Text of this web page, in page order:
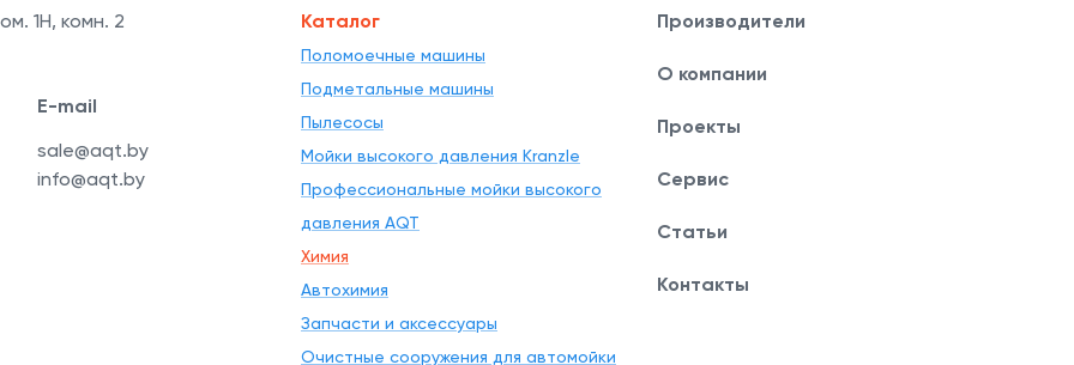
1Н, комн. 2
E-mail
sale@aqt.by
info@aqt.by
Каталог
Поломоечные машины
Подметальные машины
Пылесосы
Мойки высокого давления Kranzle
Профессиональные мойки высокого
давления AQT
Химия
Автохимия
Запчасти и аксессуары
Очистные сооружения для автомойки
Производители
О компании
Проекты
Сервис
Статьи
Контакты